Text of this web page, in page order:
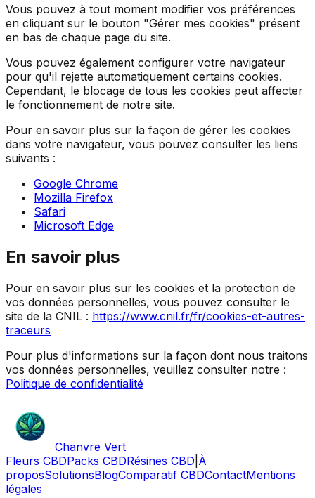
Vous pouvez à tout moment modifier vos préférences
en cliquant sur le bouton "Gérer mes cookies" présent
en bas de chaque page du site.
Vous pouvez également configurer votre navigateur
pour qu'il rejette automatiquement certains cookies.
Cependant, le blocage de tous les cookies peut affecter
le fonctionnement de notre site.
Pour en savoir plus sur la façon de gérer les cookies
dans votre navigateur, vous pouvez consulter les liens
suivants :
Google Chrome
Mozilla Firefox
Safari
Microsoft Edge
En savoir plus
Pour en savoir plus sur les cookies et la protection de
vos données personnelles, vous pouvez consulter le
site de la CNIL : https://www.cnil.fr/fr/cookies-et-autres-
traceurs
Pour plus d'informations sur la façon dont nous traitons
vos données personnelles, veuillez consulter notre :
Politique de confidentialité
Chanvre Vert
Fleurs CBDPacks CBDRésines CBD À
proposSolutionsBlogComparatif CBDContactMentions
légales